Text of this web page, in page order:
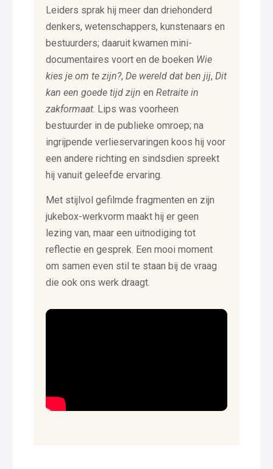
Leiders sprak hij meer dan driehonderd
denkers, wetenschappers, kunstenaars en
bestuurders; daaruit kwamen mini-
documentaires voort en de boeken Wie
kies je om te zijn?,De wereld dat ben jij,Dit
kan een goede tijd zijn enRetraite in
zakformaat. Lips was voorheen
bestuurder in de publieke omroep; na
ingrijpende verlieservaringen koos hij voor
een andere richting en sindsdien spreekt
hij vanuit geleefde ervaring.
Met stijlvol gefilmde fragmenten en zijn
jukebox-werkvorm maakt hij er geen
lezing van, maar een uitnodiging tot
reflectie en gesprek. Een mooi moment
om samen even stil te staan bij de vraag
die ook ons werk draagt.